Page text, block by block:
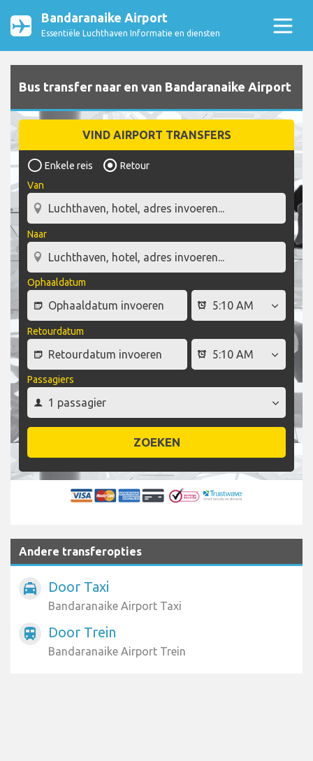
Bandaranaike Airport
Essentiële Luchthaven Informatie en diensten
Bus transfer naar en van Bandaranaike Airport
VIND AIRPORT TRANSFERS
Enkele reis
Retour
Van
Naar
Ophaaldatum
Retourdatum
Passagiers
ZOEKEN
Andere transferopties
local_taxi Door Taxi
Bandaranaike Airport Taxi
train Door Trein
Bandaranaike Airport Trein